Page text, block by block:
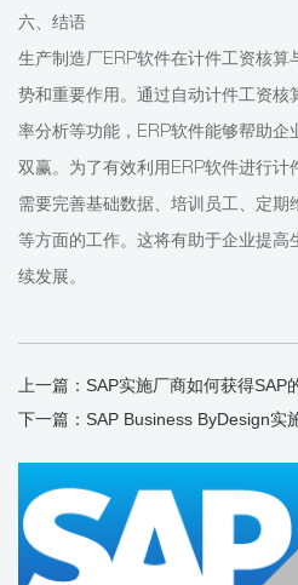
六、结语
生产制造厂ERP软件在计件工资核
势和重要作用。通过自动计件工资
率分析等功能，ERP软件能够帮助
双赢。为了有效利用ERP软件进行
需要完善基础数据、培训员工、定
等方面的工作。这将有助于企业提
续发展。
上一篇： SAP实施厂商如何获得SAP
下一篇： SAP Business ByDesign实